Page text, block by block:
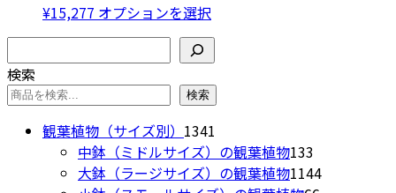
す。
プ
シ
ョ
ン
は
商
リ
ン
が
あ
¥15,277 オプションを選択
の
複
数
の
検索
検索
観葉植物（サイズ別） 1341
個
の
中鉢（ミドルサイズ）の観葉植物133
個
大鉢（ラージサイズ）の観葉植物11441144